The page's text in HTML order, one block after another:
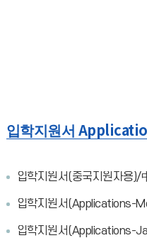
입학지원서
입학지원서(중국지원자용
입학지원서(Applications-
입학지원서(Applications-